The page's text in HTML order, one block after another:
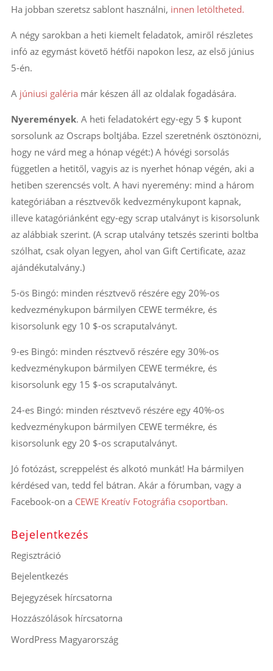
Ha jobban szeretsz sablont használni, innen letöltheted.
A négy sarokban a heti kiemelt feladatok, amiről részletes
infó az egymást követő hétfői napokon lesz, az első június
5-én.
A júniusi galéria már készen áll az oldalak fogadására.
Nyeremények. A heti feladatokért egy-egy 5 $ kupont
sorsolunk az Oscraps boltjába. Ezzel szeretnénk ösztönözni,
hogy ne várd meg a hónap végét:) A hóvégi sorsolás
független a hetitől, vagyis az is nyerhet hónap végén, aki a
hetiben szerencsés volt. A havi nyeremény: mind a három
kategóriában a résztvevők kedvezménykupont kapnak,
illeve katagóriánként egy-egy scrap utalványt is kisorsolunk
az alábbiak szerint. (A scrap utalvány tetszés szerinti boltba
szólhat, csak olyan legyen, ahol van Gift Certificate, azaz
ajándékutalvány.)
5-ös Bingó: minden résztvevő részére egy 20%-os
kedvezménykupon bármilyen CEWE termékre, és
kisorsolunk egy 10 $-os scraputalványt.
9-es Bingó: minden résztvevő részére egy 30%-os
kedvezménykupon bármilyen CEWE termékre, és
kisorsolunk egy 15 $-os scraputalványt.
24-es Bingó: minden résztvevő részére egy 40%-os
kedvezménykupon bármilyen CEWE termékre, és
kisorsolunk egy 20 $-os scraputalványt.
Jó fotózást, screppelést és alkotó munkát! Ha bármilyen
kérdésed van, tedd fel bátran. Akár a fórumban, vagy a
Facebook-on a CEWE Kreatív Fotográfia csoportban.
Bejelentkezés
Regisztráció
Bejelentkezés
Bejegyzések hírcsatorna
Hozzászólások hírcsatorna
WordPress Magyarország